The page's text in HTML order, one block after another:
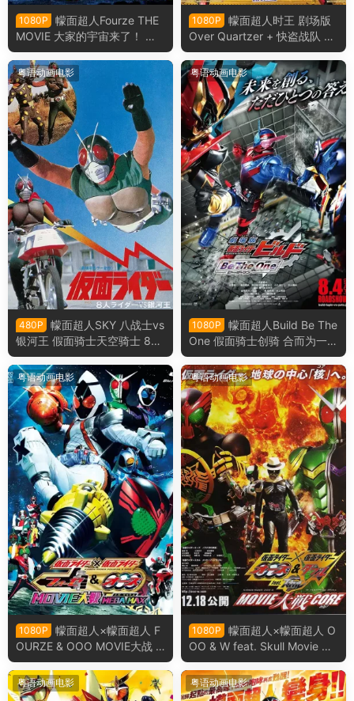
1080P
幪面超人Fourze THE
MOVIE 大家的宇宙来了！ 假
面騎士Fourze THE MOVIE 大
家的宇宙來了!粤语版
1080P
幪面超人时王 剧场版
Over Quartzer + 快盗战队 鲁
邦战士 VS 警察战队 巡逻战士
en film粤语版
粤语动画电影
480P
幪面超人SKY 八战士vs
银河王 假面骑士天空骑士 8大
骑士vs银河王粤语版
粤语动画电影
1080P
幪面超人Build Be The
One 假面骑士创骑 合而为一粤
语版
粤语动画电影
1080P
幪面超人×幪面超人 F
OURZE & OOO MOVIE大战 M
EGA MAX 假面骑士×假面骑士
OOO & FOURZE MOVIE大战
MEGA MAX粤语版
粤语动画电影
1080P
幪面超人×幪面超人 O
OO & W feat. Skull Movie 大
战 Core 假面骑士×假面骑士 O
OO & W feat. Skull Movie 大
战 Core粤语版
粤语动画电影 粤语动画电影